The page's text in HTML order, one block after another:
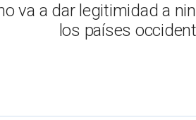
va a dar legitimidad a
los países